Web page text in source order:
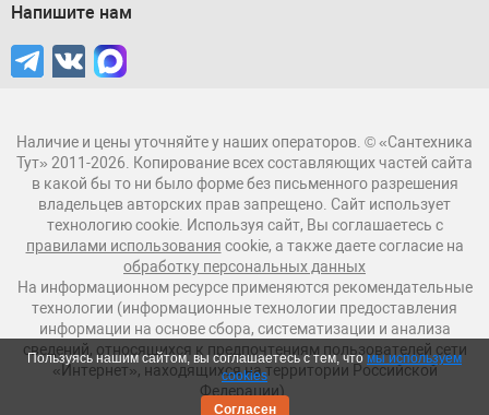
Напишите нам
Наличие и цены уточняйте у наших операторов. © «Сантехника
Тут» 2011-2026. Копирование всех составляющих частей сайта
в какой бы то ни было форме без письменного разрешения
владельцев авторских прав запрещено. Сайт использует
технологию cookie. Используя сайт, Вы соглашаетесь с
правилами использования cookie, а также даете согласие на
обработку персональных данных
На информационном ресурсе применяются рекомендательные
технологии (информационные технологии предоставления
информации на основе сбора, систематизации и анализа
сведений, относящихся к предпочтениям пользователей сети
«Интернет», находящихся на территории Российской
Федерации).
Пользуясь нашим сайтом, вы соглашаетесь с тем, чтомы используем
cookies
Согласен